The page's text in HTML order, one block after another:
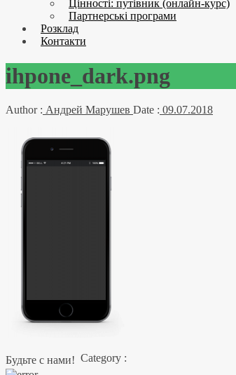
Цінності: путівник (онлайн-курс)
Партнерські програми
Розклад
Контакти
ihpone_dark.png
Author : Андрей Марушев Date : 09.07.2018
Будьте с нами! Category :